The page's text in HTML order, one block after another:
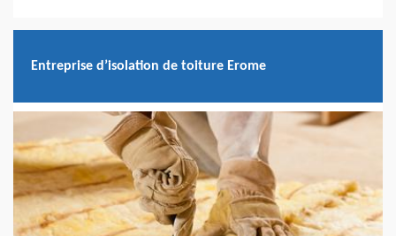
Entreprise d’isolation de toiture Erome